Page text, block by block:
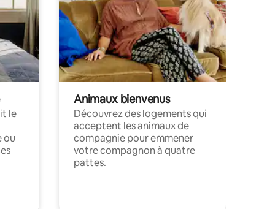
le
ou
Animaux bienvenus
Découvrez des logements qui
acceptent les animaux de
compagnie pour emmener
votre compagnon à quatre
pattes.